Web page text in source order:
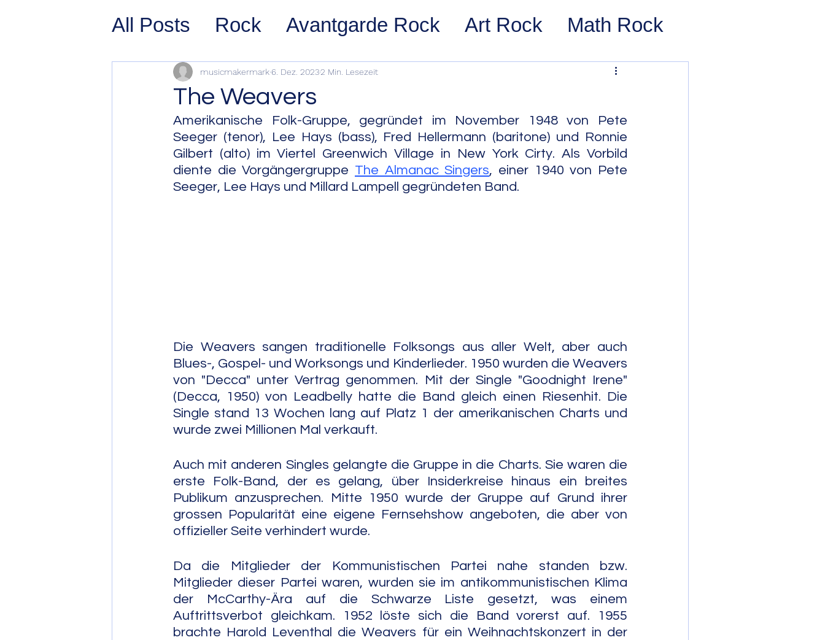
All Posts Rock Avantgarde Rock Art Rock Math Rock
Prog Rock Post Rock Noise Rock
Psychedelic/Space Rock Stoner Rock Alternative Rock
Hard Rock Garage Rock Indie Rock/Indie Pop Pop
Soul Jazz
The Weavers
musicmakermark6. Dez. 20232 Min. Lesezeit
Amerikanische Folk-Gruppe, gegründet im November 1948 von Pete
Seeger (tenor), Lee Hays (bass), Fred Hellermann (baritone) und Ronnie
Gilbert (alto) im Viertel Greenwich Village in New York Cirty. Als Vorbild
diente die Vorgängergruppe The Almanac Singers, einer 1940 von Pete
Seeger, Lee Hays und Millard Lampell gegründeten Band.
Die Weavers sangen traditionelle Folksongs aus aller Welt, aber auch
Blues-, Gospel- und Worksongs und Kinderlieder. 1950 wurden die Weavers
von "Decca" unter Vertrag genommen. Mit der Single "Goodnight Irene"
(Decca, 1950) von Leadbelly hatte die Band gleich einen Riesenhit. Die
Single stand 13 Wochen lang auf Platz 1 der amerikanischen Charts und
wurde zwei Millionen Mal verkauft.
Auch mit anderen Singles gelangte die Gruppe in die Charts. Sie waren die
erste Folk-Band, der es gelang, über Insiderkreise hinaus ein breites
Publikum anzusprechen. Mitte 1950 wurde der Gruppe auf Grund ihrer
grossen Popularität eine eigene Fernsehshow angeboten, die aber von
offizieller Seite verhindert wurde.
Da die Mitglieder der Kommunistischen Partei nahe standen bzw.
Mitglieder dieser Partei waren, wurden sie im antikommunistischen Klima
der McCarthy-Ära auf die Schwarze Liste gesetzt, was einem
Auftrittsverbot gleichkam. 1952 löste sich die Band vorerst auf. 1955
brachte Harold Leventhal die Weavers für ein Weihnachtskonzert in der